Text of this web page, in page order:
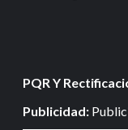
PQR Y
Publicidad: